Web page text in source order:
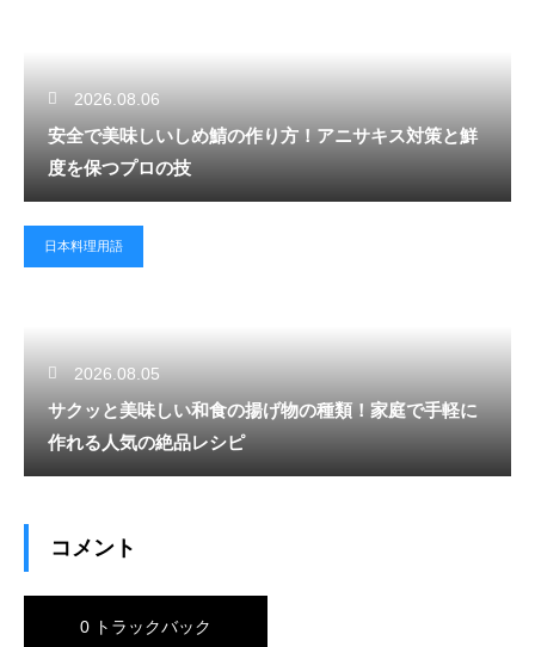
2026.08.06
安全で美味しいしめ鯖の作り方！アニサキス対策と鮮
度を保つプロの技
日本料理用語
2026.08.05
サクッと美味しい和食の揚げ物の種類！家庭で手軽に
作れる人気の絶品レシピ
コメント
0 トラックバック